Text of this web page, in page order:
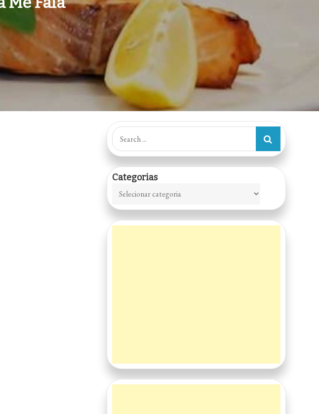
Search
for:
Categorias
Categorias